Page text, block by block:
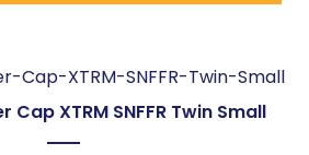
XTRM SNFFR Twin Small